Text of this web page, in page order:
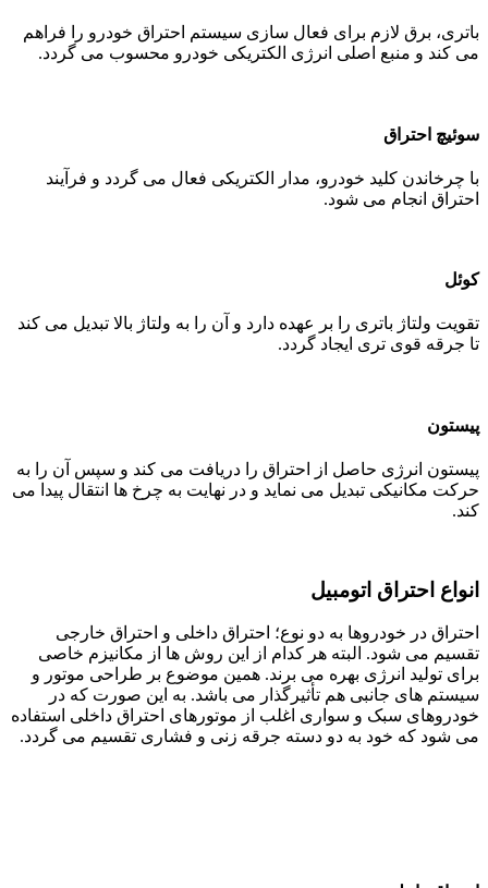
باتری، برق لازم برای فعال سازی سیستم احتراق خودرو را فراهم
می کند و منبع اصلی انرژی الکتریکی خودرو محسوب می گردد.
سوئیچ احتراق
با چرخاندن کلید خودرو، مدار الکتریکی فعال می گردد و فرآیند
احتراق انجام می شود.
کوئل
تقویت ولتاژ باتری را بر عهده دارد و آن را به ولتاژ بالا تبدیل می کند
تا جرقه قوی تری ایجاد گردد.
پیستون
پیستون انرژی حاصل از احتراق را دریافت می کند و سپس آن را به
حرکت مکانیکی تبدیل می نماید و در نهایت به چرخ ها انتقال پیدا می
کند.
انواع احتراق اتومبیل
احتراق در خودروها به دو نوع؛ احتراق داخلی و احتراق خارجی
تقسیم می شود. البته هر کدام از این روش ها از مکانیزم خاصی
برای تولید انرژی بهره می برند. همین موضوع بر طراحی موتور و
سیستم های جانبی هم تأثیرگذار می باشد. به این صورت که در
خودروهای سبک و سواری اغلب از موتورهای احتراق داخلی استفاده
می شود که خود به دو دسته جرقه زنی و فشاری تقسیم می گردد.